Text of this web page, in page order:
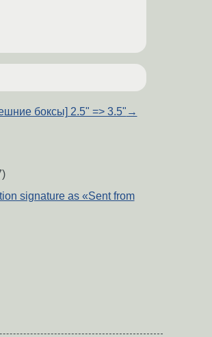
боксы] 2.5" => 3.5" →
signature as «Sent from